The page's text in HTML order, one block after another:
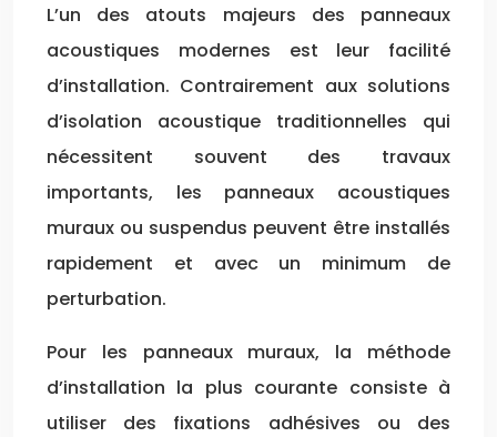
L’un des atouts majeurs des panneaux
acoustiques modernes est leur facilité
d’installation. Contrairement aux solutions
d’isolation acoustique traditionnelles qui
nécessitent souvent des travaux
importants, les panneaux acoustiques
muraux ou suspendus peuvent être installés
rapidement et avec un minimum de
perturbation.
Pour les panneaux muraux, la méthode
d’installation la plus courante consiste à
utiliser des fixations adhésives ou des